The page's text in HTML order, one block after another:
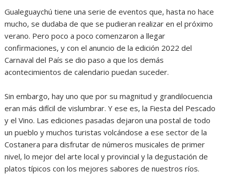
Gualeguaychú tiene una serie de eventos que, hasta no hace
mucho, se dudaba de que se pudieran realizar en el próximo
verano. Pero poco a poco comenzaron a llegar
confirmaciones, y con el anuncio de la edición 2022 del
Carnaval del País se dio paso a que los demás
acontecimientos de calendario puedan suceder.
Sin embargo, hay uno que por su magnitud y grandilocuencia
eran más difícil de vislumbrar. Y ese es, la Fiesta del Pescado
y el Vino. Las ediciones pasadas dejaron una postal de todo
un pueblo y muchos turistas volcándose a ese sector de la
Costanera para disfrutar de números musicales de primer
nivel, lo mejor del arte local y provincial y la degustación de
platos típicos con los mejores sabores de nuestros ríos.